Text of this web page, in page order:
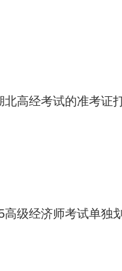
北高经考试的准考证
高级经济师考试单独